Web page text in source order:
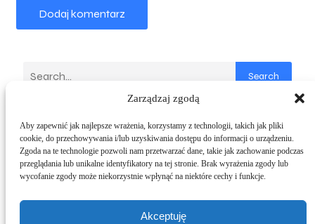
Zarządzaj zgodą
Aby zapewnić jak najlepsze wrażenia, korzystamy z technologii, takich jak pliki
cookie, do przechowywania i/lub uzyskiwania dostępu do informacji o urządzeniu.
Zgoda na te technologie pozwoli nam przetwarzać dane, takie jak zachowanie podczas
przeglądania lub unikalne identyfikatory na tej stronie. Brak wyrażenia zgody lub
wycofanie zgody może niekorzystnie wpłynąć na niektóre cechy i funkcje.
Akceptuję
Search
IraGodlewska–Chcesz kupić szafę PAX
2 grudnia, 2025
Montaż szafy PAX – 1 proste rozwiązania dla
każdego–Chcesz kupić szafę PAX